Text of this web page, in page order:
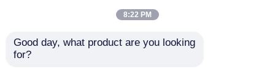
Toptan Gıda Sınıfı
8:22 PM
Good day, what product are you looking
for?